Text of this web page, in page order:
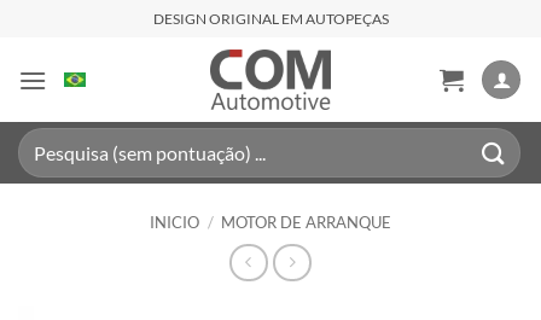
contenido
DESIGN ORIGINAL EM AUTOPEÇAS
Buscar
por:
INICIO / MOTOR DE ARRANQUE